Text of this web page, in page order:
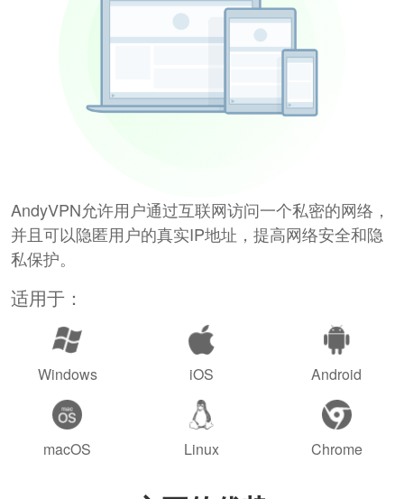
AndyVPN允许用户通过互联网访问一个私密的网络，
并且可以隐匿用户的真实IP地址，提高网络安全和隐
私保护。
适用于：
Windows iOS Android
macOS Linux Chrome